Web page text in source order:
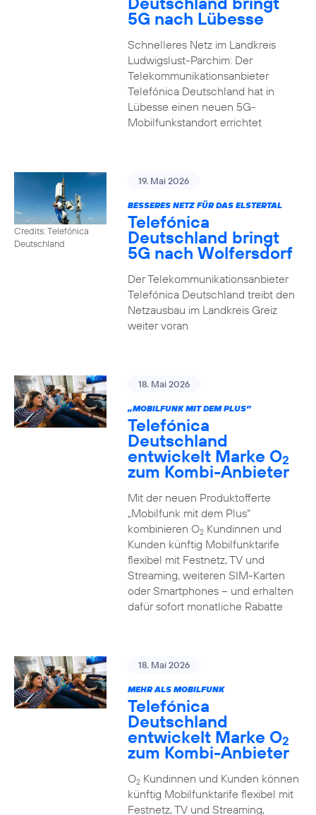
5G nach Lübesse
Schnelleres Netz im Landkreis
Ludwigslust-Parchim: Der
Telekommunikationsanbieter
Telefónica Deutschland hat in
Lübesse einen neuen 5G-
Mobilfunkstandort errichtet
Credits: Telefónica
Deutschland
19. Mai 2026
BESSERES NETZ FÜR DAS ELSTERTAL
Telefónica
Deutschland bringt
5G nach Wolfersdorf
Der Telekommunikationsanbieter
Telefónica Deutschland treibt den
Netzausbau im Landkreis Greiz
weiter voran
18. Mai 2026
„MOBILFUNK MIT DEM PLUS”
Telefónica
Deutschland
entwickelt Marke O2
zum Kombi-Anbieter
Mit der neuen Produktofferte
„Mobilfunk mit dem Plus“
kombinieren O2Kundinnen und
Kunden künftig Mobilfunktarife
flexibel mit Festnetz, TV und
Streaming, weiteren SIM-Karten
oder Smartphones – und erhalten
dafür sofort monatliche Rabatte
18. Mai 2026
MEHR ALS MOBILFUNK
Telefónica
Deutschland
entwickelt Marke O2
zum Kombi-Anbieter
O2Kundinnen und Kunden können
künftig Mobilfunktarife flexibel mit
Festnetz, TV und Streaming,